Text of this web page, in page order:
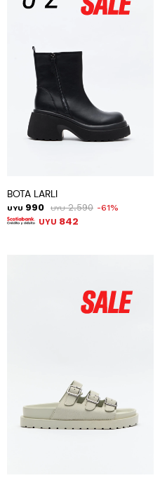
BOTA LARLI
UYU 990 UYU 2.590 61
UYU 842